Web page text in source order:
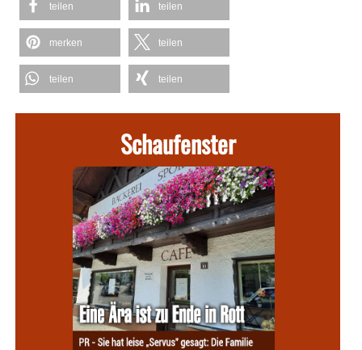
teilen teilen
merken teilen
teilen teilen
Schaufenster